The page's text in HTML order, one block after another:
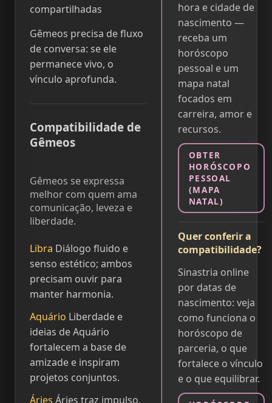
compartilhadas
Gêmeos precisa de fluxo
de conversa: se ele
permanece vivo, o
vínculo aprofunda.
Compatibilidade de
Gêmeos
Gêmeos se expressa
melhor com quem ama
comunicação, leveza e
liberdade.
Libra Diálogo fluido e
senso estético; ambos
precisam ouvir para
manter harmonia.
Aquário Liberdade e
ideias de Aquário
fortalecem a base de
amizade e inspiram
projetos conjuntos.
Áries Áries traz impulso,
hora e cidade de
nascimento —
receba um
horóscopo
pessoal e um
mapa natal
focados em
carreira, amor e
recursos.
OBTER
HORÓSCOPO
PESSOAL
(MAPA
NATAL)
Quer conferir a
compatibilidade?
Sinastria online
por datas de
nascimento: veja
como funciona o
horóscopo de
parceria, o que
fortalece o vínculo
e o que equilibrar.